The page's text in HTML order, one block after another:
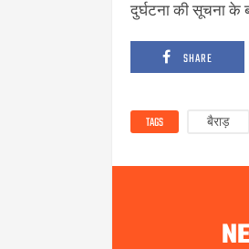
दुर्घटना की सूचना के
SHARE
TAGS बैराड़